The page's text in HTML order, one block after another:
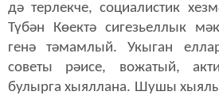
дә терлекче, социалистик
Түбән Көектә сигезьеллык
генә тәмамлый. Укыган
советы рәисе, вожатый,
булырга хыяллана. Шушы